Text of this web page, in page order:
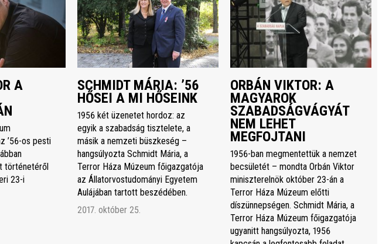
A
’56-os pesti
történetéről
23-i
SCHMIDT MÁRIA: ’56
HŐSEI A MI HŐSEINK
1956 két üzenetet hordoz: az
egyik a szabadság tisztelete, a
másik a nemzeti büszkeség –
hangsúlyozta Schmidt Mária, a
Terror Háza Múzeum főigazgatója
az Állatorvostudományi Egyetem
Aulájában tartott beszédében.
2017. október 25.
ORBÁN VIKTOR: A
MAGYAROK
SZABADSÁGVÁGYÁT
NEM LEHET
MEGFOJTANI
1956-ban megmentettük a nemzet
becsületét – mondta Orbán Viktor
miniszterelnök október 23-án a
Terror Háza Múzeum előtti
díszünnepségen. Schmidt Mária, a
Terror Háza Múzeum főigazgatója
ugyanitt hangsúlyozta, 1956